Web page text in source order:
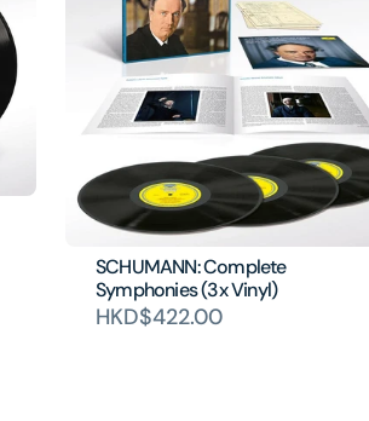
SCHUMANN: Complete
Symphonies (3x Vinyl)
HKD$422.00